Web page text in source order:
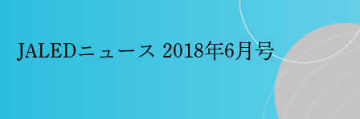
JALEDニュース 2018年6月号